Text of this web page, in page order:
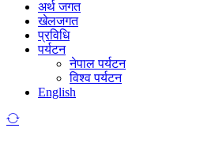
अर्थ जगत
खेलजगत
प्रविधि
पर्यटन
नेपाल पर्यटन
विश्व पर्यटन
English